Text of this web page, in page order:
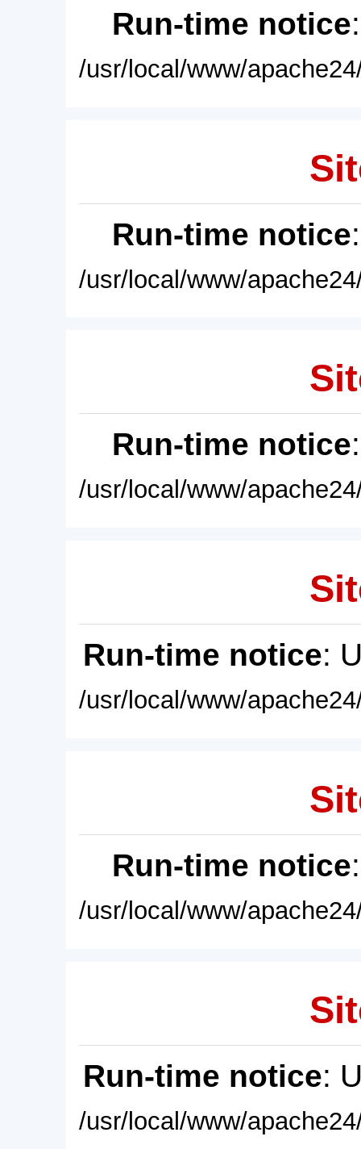
Run-time notice
/usr/local/www/
Run-time notice
/usr/local/www/
Run-time notice
/usr/local/www/
Run-time notice:
/usr/local/www/
Run-time notice
/usr/local/www/
Run-time notice:
/usr/local/www/